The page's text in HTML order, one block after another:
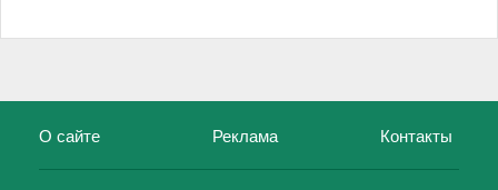
О сайте Реклама Контакты